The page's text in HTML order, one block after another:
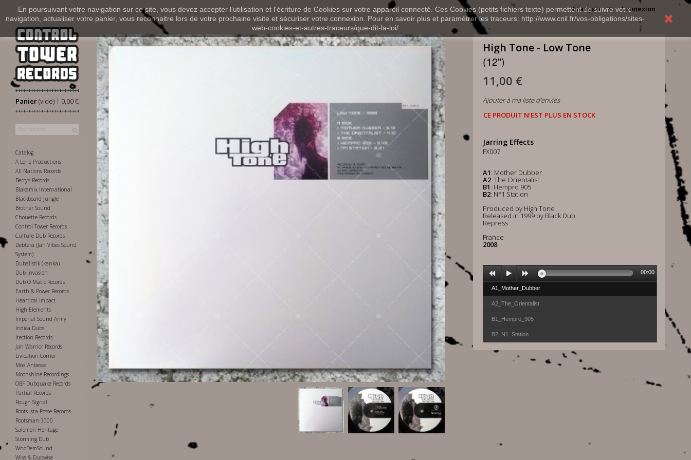
En poursuivant votre navigation sur ce site, vous devez accepter l’utilisation et l'écriture de Cookies sur votre appareil connecté. Ces Cookies (petits fichiers texte) permettent de suivre votre
navigation, actualiser votre panier, vous reconnaitre lors de votre prochaine visite et sécuriser votre connexion. Pour en savoir plus et paramétrer les traceurs: http://www.cnil.fr/vos-obligations/sites-
web-cookies-et-autres-traceurs/que-dit-la-loi/
Connexion
Français
Panier 0,00 €
|
(vide)
Catalog
A-Lone Productions
All Nations Records
Berry's Records
Blakamix International
Blackboard Jungle
Brother Sound
Chouette Records
Control Tower Records
Culture Dub Records
Debtera (Jah Vibes Sound
System)
Dubalistik (kanka)
Dub Invasion
Dub-O-Matic Records
Earth & Power Records
Heartical Impact
High Elements
Imperial Sound Army
Indica Dubs
Itection Records
Jah Warrior Records
Livication Corner
Moa Anbessa
Moonshine Recordings
OBF Dubquake Records
Partial Records
Rough Signal
Roots Ista Posse Records
Rootsman 3000
Salomon Heritage
Storming Dub
WhoDemSound
Wise & Dubwise
High Tone - Low Tone
(12")
11,00 €
Ajouter à ma liste d'envies
CE PRODUIT N'EST PLUS EN STOCK
Jarring Effects
FX007
A1: Mother Dubber
A2: The Orientalist
B1: Hempro 905
B2: N°1 Station
Produced by High Tone
Released in 1999 by Black Dub
Repress
France
2008
A1_Mother_Dubber
A2_The_Orientalist
B1_Hempro_905
B2_N1_Station
00:00